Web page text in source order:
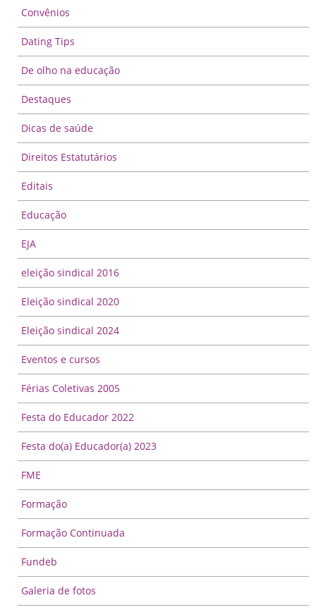
Convênios
Dating Tips
De olho na educação
Destaques
Dicas de saúde
Direitos Estatutários
Editais
Educação
EJA
eleição sindical 2016
Eleição sindical 2020
Eleição sindical 2024
Eventos e cursos
Férias Coletivas 2005
Festa do Educador 2022
Festa do(a) Educador(a) 2023
FME
Formação
Formação Continuada
Fundeb
Galeria de fotos